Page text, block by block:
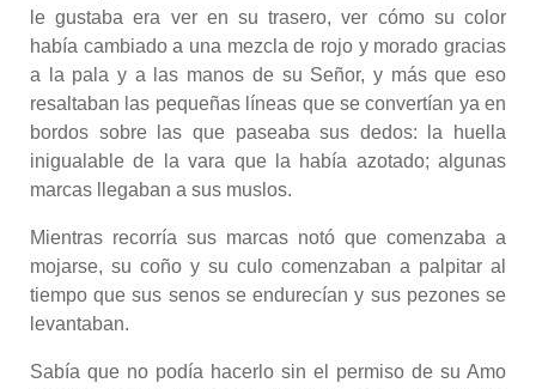
le gustaba era ver en su trasero, ver cómo su color
había cambiado a una mezcla de rojo y morado gracias
a la pala y a las manos de su Señor, y más que eso
resaltaban las pequeñas líneas que se convertían ya en
bordos sobre las que paseaba sus dedos: la huella
inigualable de la vara que la había azotado; algunas
marcas llegaban a sus muslos.
Mientras recorría sus marcas notó que comenzaba a
mojarse, su coño y su culo comenzaban a palpitar al
tiempo que sus senos se endurecían y sus pezones se
levantaban.
Sabía que no podía hacerlo sin el permiso de su Amo